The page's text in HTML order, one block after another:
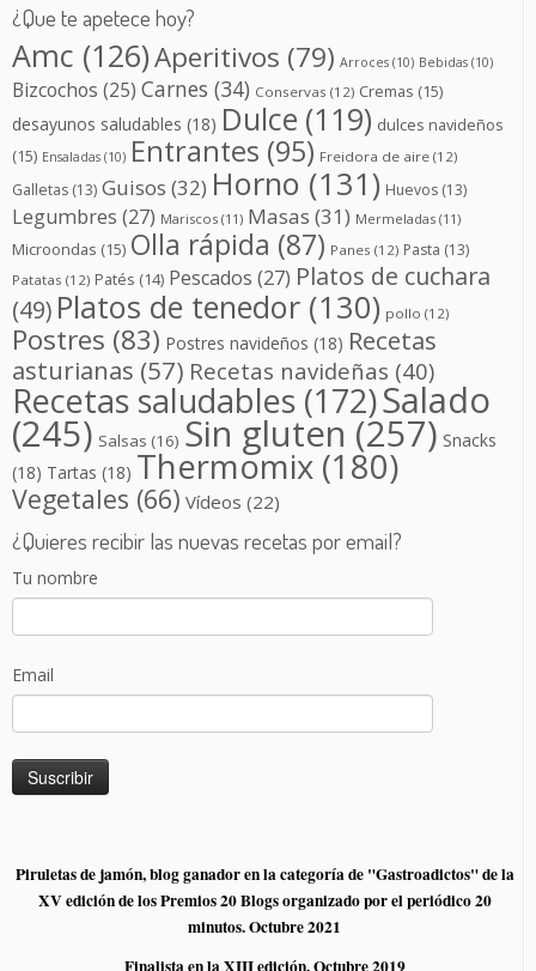
¿Que te apetece hoy?
Amc (126)Aperitivos (79) Arroces (10) Bebidas (10)
Bizcochos (25) Carnes (34) Conservas (12) Cremas (15)
desayunos saludables (18) Dulce (119) dulces navideños
(15) Ensaladas (10) Entrantes (95) Freidora de aire (12)
Galletas (13) Guisos (32) Horno (131) Huevos (13)
Legumbres (27) Mariscos (11) Masas (31) Mermeladas (11)
Microondas (15) Olla rápida (87) Panes (12) Pasta (13)
Patatas (12) Patés (14) Pescados (27) Platos de cuchara
(49) Platos de tenedor (130) pollo (12)
Postres (83) Postres navideños (18) Recetas
asturianas (57) Recetas navideñas (40)
Recetas saludables (172)Salado
(245) Salsas (16) Sin gluten (257) Snacks
(18) Tartas (18) Thermomix (180)
Vegetales (66) Vídeos (22)
¿Quieres recibir las nuevas recetas por email?
Tu nombre
Email
Piruletas de jamón, blog ganador en la categoría de "Gastroadictos" de la
XV edición de los Premios 20 Blogs organizado por el periódico 20
minutos. Octubre 2021